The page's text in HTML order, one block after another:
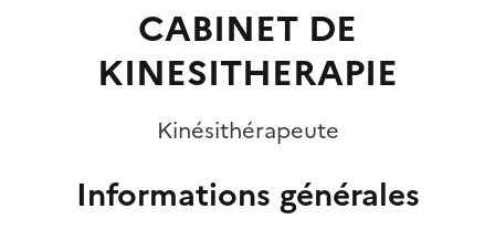
CABINET DE
KINESITHERAPIE
Kinésithérapeute
Informations générales